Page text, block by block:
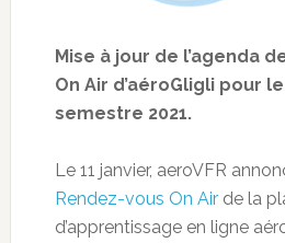
Mise à jour de l’agenda
On Air d’aéroGligli pour
semestre 2021.
Le 11 janvier, aeroVFR
Rendez-vous On Airde la
d’apprentissage en ligne